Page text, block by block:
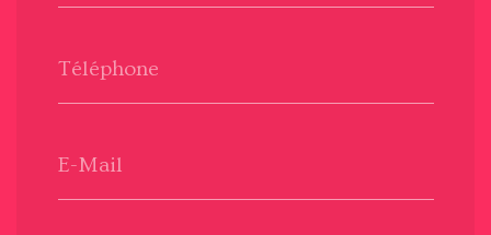
Téléphone
E-Mail